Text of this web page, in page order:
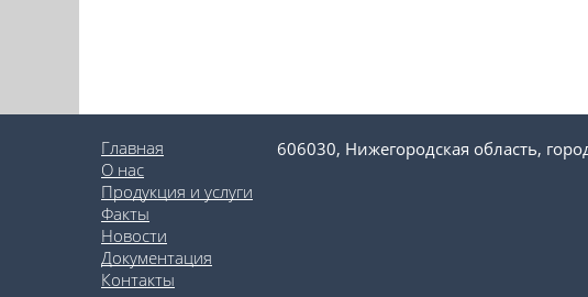
Главная
О нас
Продукция и услуги
Факты
Новости
Документация
Контакты
606030, Нижегородская область,